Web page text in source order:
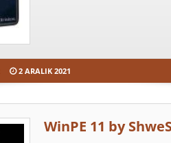
2 ARALIK 2021
WinPE 11 by